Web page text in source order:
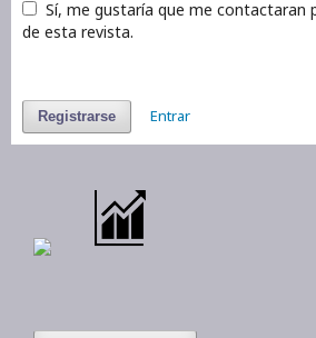
de esta revista.
Registrarse Entrar